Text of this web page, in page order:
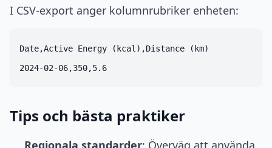
I CSV-export anger kolumnrubriker enheten:
Date,Active Energy (kcal),Distance (km)
Tips och bästa praktiker
Regionala standarder: Överväg att använda